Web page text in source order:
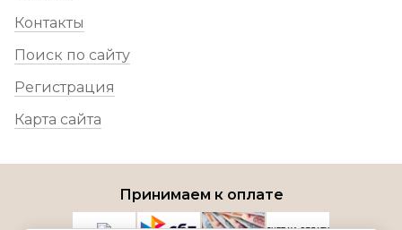
Контакты
Поиск по сайту
Регистрация
Карта сайта
Принимаем к оплате